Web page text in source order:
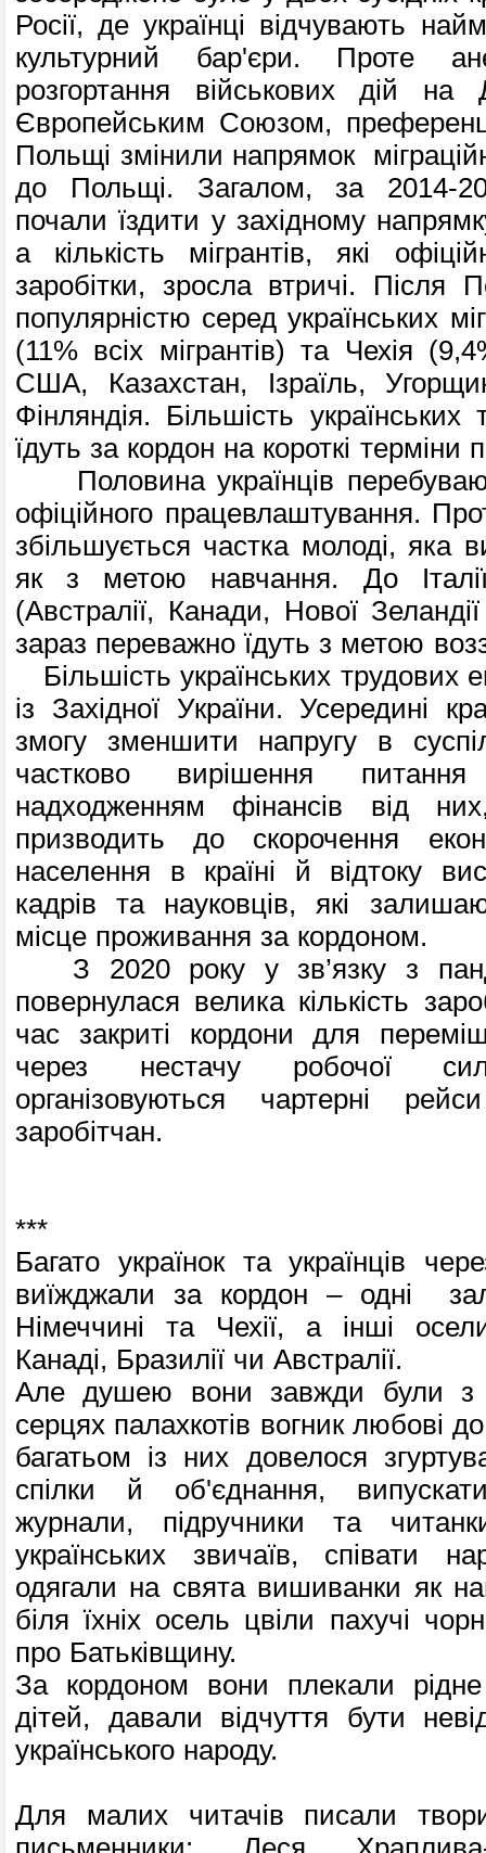
Росії, де українці відчувають
культурний бар'єри. Проте
розгортання військових дій на
Європейським Союзом,
Польщі змінили напрямок
до Польщі. Загалом, за 2014-
почали їздити у західному
а кількість мігрантів, які
заробітки, зросла втричі. Після
популярністю серед українських
(11% всіх мігрантів) та Чехія
США, Казахстан, Ізраїль,
Фінляндія. Більшість українських
їдуть за кордон на короткі терміни
Половина українців
офіційного працевлаштування.
збільшується частка молоді, яка
як з метою навчання. До
(Австралії, Канади, Нової
зараз переважно їдуть з метою
Більшість українських трудових
із Західної України. Усередині
змогу зменшити напругу в
частково вирішення
надходженням фінансів від
призводить до скорочення
населення в країні й відтоку
кадрів та науковців, які
місце проживання за кордоном.
З 2020 року у зв’язку з
повернулася велика кількість
час закриті кордони для
через нестачу робочої
організовуються чартерні
заробітчан.
***
Багато українок та українців
виїжджали за кордон – одні
Німеччині та Чехії, а інші
Канаді, Бразилії чи Австралії.
Але душею вони завжди були з
серцях палахкотів вогник любові
багатьом із них довелося
спілки й об'єднання, випускати
журнали, підручники та
українських звичаїв, співати
одягали на свята вишиванки як
біля їхніх осель цвіли пахучі
про Батьківщину.
За кордоном вони плекали
дітей, давали відчуття бути
українського народу.
Для малих читачів писали